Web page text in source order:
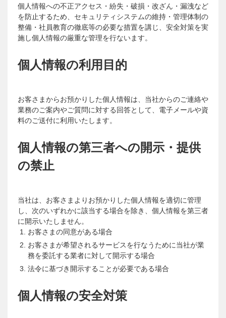
個人情報への不正アクセス・紛失・破損・改ざん・漏洩など
を防止するため、セキュリティシステムの維持・管理体制の
整備・社員教育の徹底等の必要な措置を講じ、安全対策を実
施し個人情報の厳重な管理を行ないます。
個人情報の利用目的
お客さまからお預かりした個人情報は、当社からのご連絡や
業務のご案内やご質問に対する回答として、電子メールや資
料のご送付に利用いたします。
個人情報の第三者への開示・提供
の禁止
当社は、お客さまよりお預かりした個人情報を適切に管理
し、次のいずれかに該当する場合を除き、個人情報を第三者
に開示いたしません。
お客さまの同意がある場合
お客さまが希望されるサービスを行なうために当社が業
務を委託する業者に対して開示する場合
法令に基づき開示することが必要である場合
個人情報の安全対策